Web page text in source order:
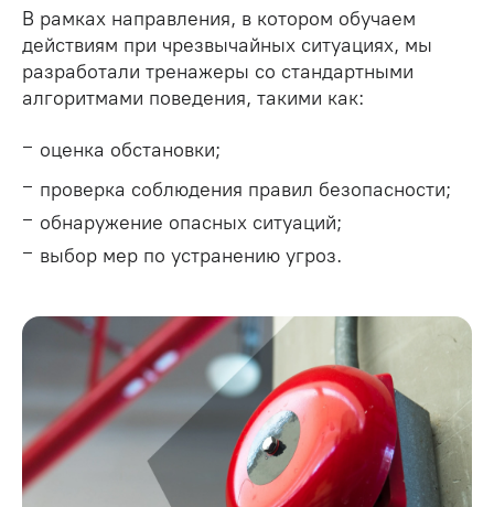
В рамках направления, в котором обучаем
действиям при чрезвычайных ситуациях, мы
разработали тренажеры со стандартными
алгоритмами поведения, такими как:
оценка обстановки;
проверка соблюдения правил безопасности;
обнаружение опасных ситуаций;
выбор мер по устранению угроз.